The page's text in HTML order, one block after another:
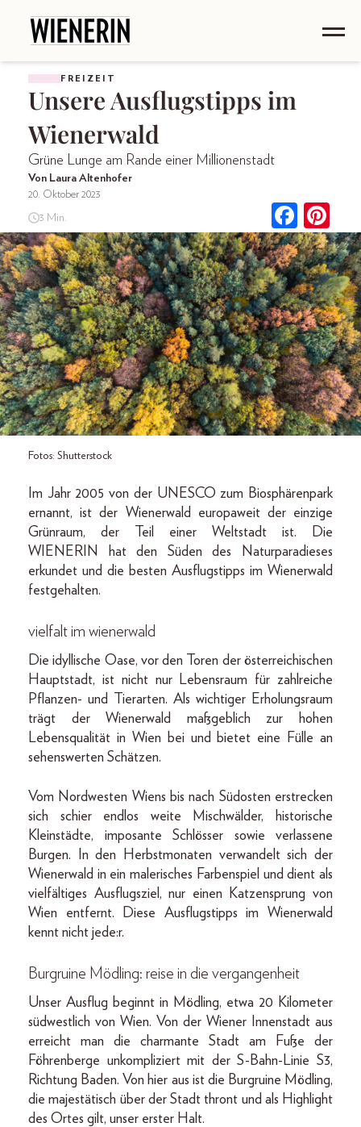
FREIZEIT
Unsere Ausflugstipps im
Wienerwald
Grüne Lunge am Rande einer Millionenstadt
Von Laura Altenhofer
20. Oktober 2023
3 Min.
Fotos: Shutterstock
Im Jahr 2005 von der UNESCO zum Biosphärenpark
ernannt, ist der Wienerwald europaweit der einzige
Grünraum, der Teil einer Weltstadt ist. Die
WIENERIN hat den Süden des Naturparadieses
erkundet und die besten Ausflugstipps im Wienerwald
festgehalten.
vielfalt im wienerwald
Die idyllische Oase, vor den Toren der österreichischen
Hauptstadt, ist nicht nur Lebensraum für zahlreiche
Pflanzen- und Tierarten. Als wichtiger Erholungsraum
trägt der Wienerwald maßgeblich zur hohen
Lebensqualität in Wien bei und bietet eine Fülle an
sehenswerten Schätzen.
Vom Nordwesten Wiens bis nach Südosten erstrecken
sich schier endlos weite Mischwälder, historische
Kleinstädte, imposante Schlösser sowie verlassene
Burgen. In den Herbstmonaten verwandelt sich der
Wienerwald in ein malerisches Farbenspiel und dient als
vielfältiges Ausflugsziel, nur einen Katzensprung von
Wien entfernt. Diese Ausflugstipps im Wienerwald
kennt nicht jede:r.
Burgruine Mödling: reise in die vergangenheit
Unser Ausflug beginnt in Mödling, etwa 20 Kilometer
südwestlich von Wien. Von der Wiener Innenstadt aus
erreicht man die charmante Stadt am Fuße der
Föhrenberge unkompliziert mit der S-Bahn-Linie S3,
Richtung Baden. Von hier aus ist die Burgruine Mödling,
die majestätisch über der Stadt thront und als Highlight
des Ortes gilt, unser erster Halt.